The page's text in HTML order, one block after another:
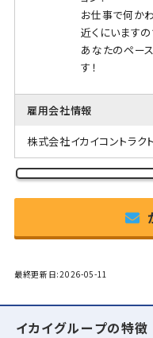
お仕事で何か
近くにいますの
あなたのペー
す！
雇用会社情報
株式会社イカイコントラク
最終更新日:2026-05-11
イカイグループの特徴